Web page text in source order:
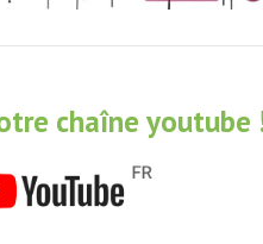
chaîne youtube